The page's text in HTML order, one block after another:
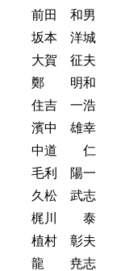
前田 和男
坂本 洋城
大賀 征夫
鄭 明和
住吉 一浩
濱中 雄幸
中道 仁
毛利 陽一
久松 武志
梶川 泰
植村 彰夫
龍 尭志